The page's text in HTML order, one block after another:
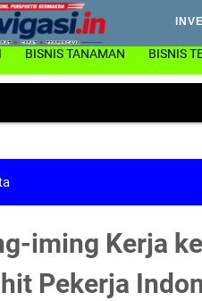
BISNIS TANAMAN BISNIS
iming Kerja
Pekerja